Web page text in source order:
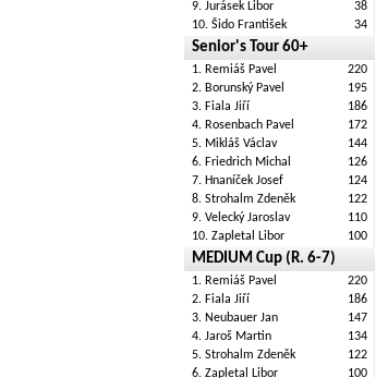
9. Jurásek Libor
38
10. Šido František
34
Senior's Tour 60+
1. Remiáš Pavel
220
2. Borunský Pavel
195
3. Fiala Jiří
186
4. Rosenbach Pavel
172
5. Mikláš Václav
144
6. Friedrich Michal
126
7. Hnaníček Josef
124
8. Strohalm Zdeněk
122
9. Velecký Jaroslav
110
10. Zapletal Libor
100
MEDIUM Cup (R. 6-7)
1. Remiáš Pavel
220
2. Fiala Jiří
186
3. Neubauer Jan
147
4. Jaroš Martin
134
5. Strohalm Zdeněk
122
6. Zapletal Libor
100